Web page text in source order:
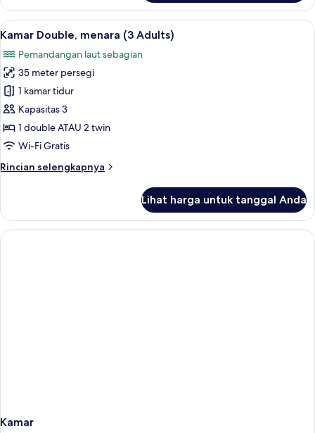
Kamar
Double
(3
Lihat
semua
foto
untuk
Kamar
Double,
menara
(3
Meja kerja, tirai kedap cahaya, dan
5
Kamar Double, menara (3 Adults)
Pemandangan laut sebagian
35 meter persegi
1 kamar tidur
Kapasitas 3
1 double ATAU 2 twin
Wi-Fi Gratis
Rincian selengkapnya
Rincian
Kamar
Double,
menara
Lihat harga untuk tanggal Anda
Kamar